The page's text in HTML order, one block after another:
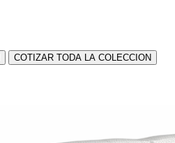
COTIZAR TODA LA COLECCION